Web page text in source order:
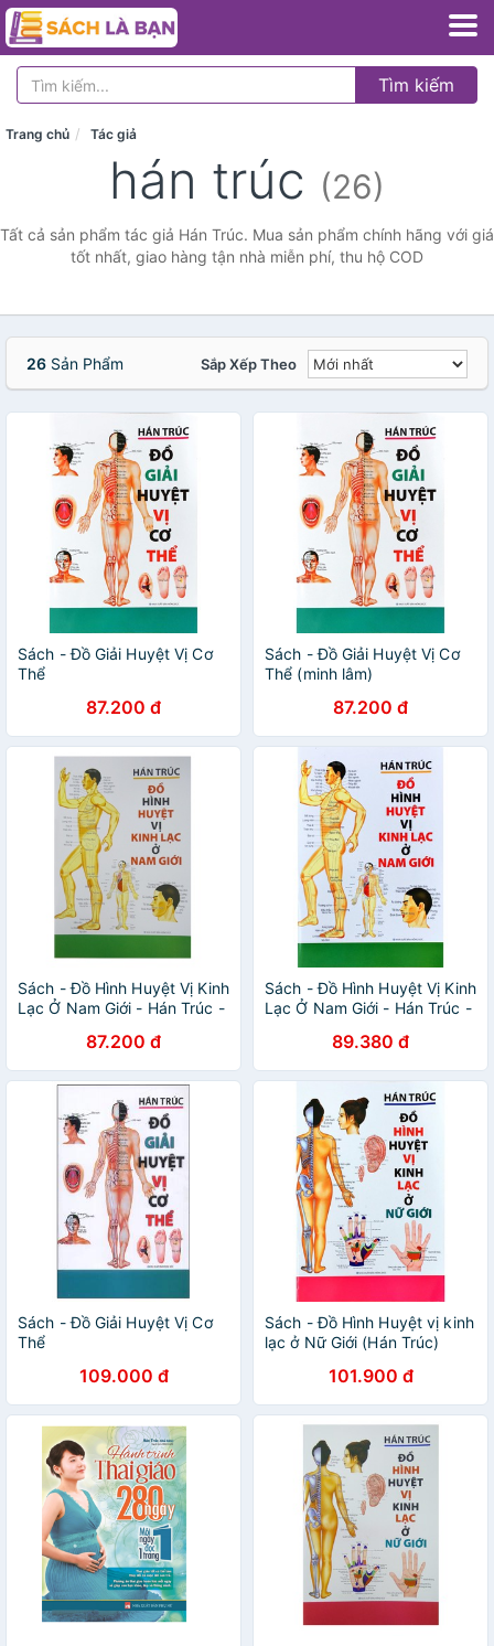
Tìm kiếm
Trang chủ Tác giả
hán trúc (26)
Tất cả sản phẩm tác giả Hán Trúc. Mua sản phẩm chính hãng với giá
tốt nhất, giao hàng tận nhà miễn phí, thu hộ COD
26 Sản Phẩm Sắp Xếp Theo
Sách - Đồ Giải Huyệt Vị Cơ
Thể
87.200 đ
Sách - Đồ Giải Huyệt Vị Cơ
Thể (minh lâm)
87.200 đ
Sách - Đồ Hình Huyệt Vị Kinh
Lạc Ở Nam Giới - Hán Trúc -
87.200 đ
Sách - Đồ Hình Huyệt Vị Kinh
Lạc Ở Nam Giới - Hán Trúc -
89.380 đ
Sách - Đồ Giải Huyệt Vị Cơ
Thể
109.000 đ
Sách - Đồ Hình Huyệt vị kinh
lạc ở Nữ Giới (Hán Trúc)
101.900 đ